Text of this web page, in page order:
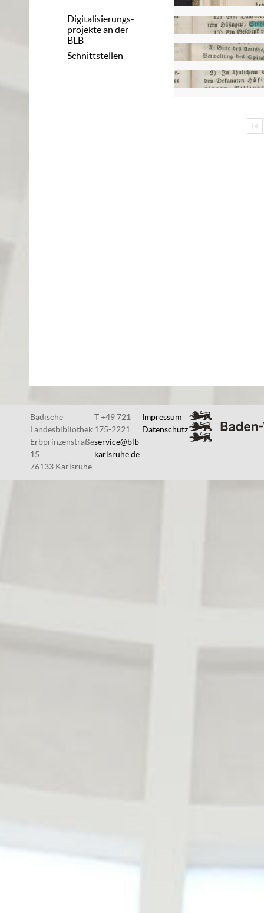
Digitalisierungs-
projekte an der
BLB
Schnittstellen
Badische
Landesbibliothek
Erbprinzenstraße
15
76133 Karlsruhe
T +49 721
175-2221
service@blb-
karlsruhe.de
Impressum
Datenschutz